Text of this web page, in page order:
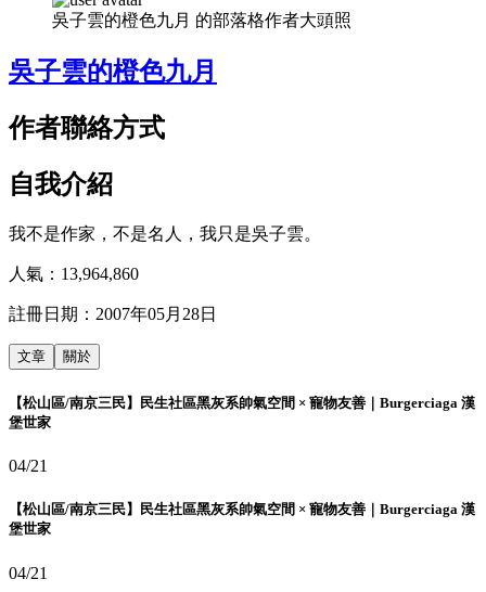
吳子雲的橙色九月 的部落格作者大頭照
吳子雲的橙色九月
作者聯絡方式
自我介紹
我不是作家，不是名人，我只是吳子雲。
人氣： 13,964,860
註冊日期： 2007年05月28日
文章 關於
【松山區/南京三民】民生社區黑灰系帥氣空間 × 寵物友善｜Burgerciaga 漢
堡世家
04/21
【松山區/南京三民】民生社區黑灰系帥氣空間 × 寵物友善｜Burgerciaga 漢
堡世家
04/21